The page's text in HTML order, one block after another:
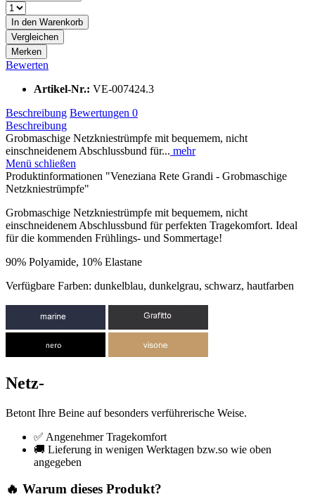
In den Warenkorb
Vergleichen
Merken
Bewerten
Artikel-Nr.: VE-007424.3
Beschreibung Bewertungen 0
Beschreibung
Grobmaschige Netzkniestrümpfe mit bequemem, nicht
einschneidenem Abschlussbund für... mehr
Menü schließen
Produktinformationen "Veneziana Rete Grandi - Grobmaschige
Netzkniestrümpfe"
Grobmaschige Netzkniestrümpfe mit bequemem, nicht
einschneidenem Abschlussbund für perfekten Tragekomfort. Ideal
für die kommenden Frühlings- und Sommertage!
90% Polyamide, 10% Elastane
Verfügbare Farben: dunkelblau, dunkelgrau, schwarz, hautfarben
Netz-
Betont Ihre Beine auf besonders verführerische Weise.
✅ Angenehmer Tragekomfort
🚚 Lieferung in wenigen Werktagen bzw.so wie oben
angegeben
🔥 Warum dieses Produkt?